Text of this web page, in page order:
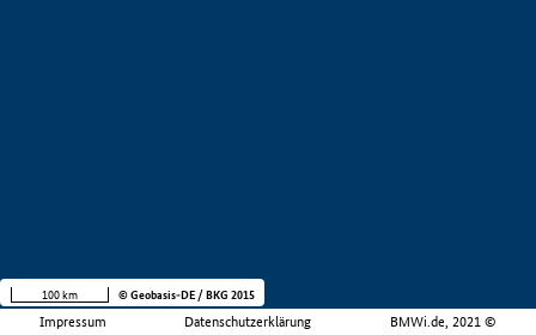
Impressum Datenschutzerklärung BMWi.de, 2021 ©
100 km © Geobasis-DE / BKG 2015